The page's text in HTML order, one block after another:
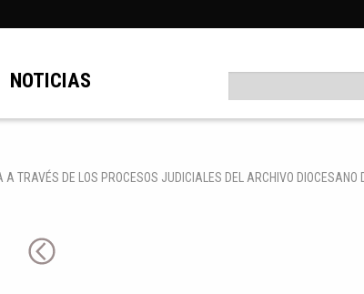
NOTICIAS
TRAVÉS DE LOS PROCESOS JUDICIALES DEL ARCHIVO